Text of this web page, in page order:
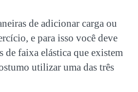
de adicionar carga ou
e para isso você deve
de faixa elástica que existem
utilizar uma das três